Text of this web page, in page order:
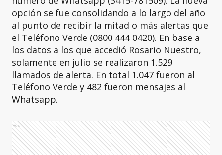
opción se fue consolidando a lo largo del año
al punto de recibir la mitad o más alertas que
el Teléfono Verde (0800 444 0420). En base a
los datos a los que accedió Rosario Nuestro,
solamente en julio se realizaron 1.529
llamados de alerta. En total 1.047 fueron al
Teléfono Verde y 482 fueron mensajes al
Whatsapp.
Ads